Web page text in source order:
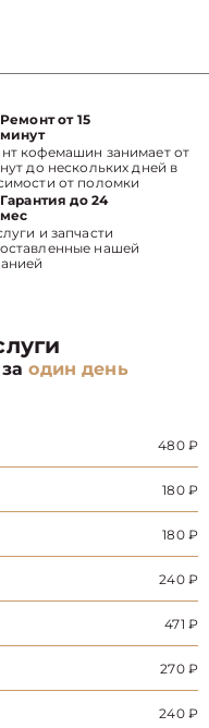
Ремонт от 15
минут
кофемашин занимает от
до нескольких дней в
от поломки
Гарантия до 24
мес
и запчасти
нашей
заодин день
480 ₽
180 ₽
180 ₽
240 ₽
471 ₽
270 ₽
240 ₽